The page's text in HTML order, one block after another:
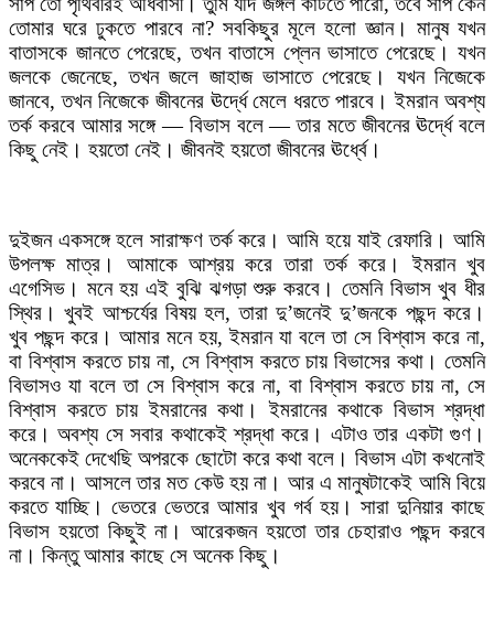
তোমার ঘরে ঢুকতে পারবে না? সবকিছুর মূলে হলো জ্ঞান। মানুষ যখন
বাতাসকে জানতে পেরেছে, তখন বাতাসে প্লেন ভাসাতে পেরেছে। যখন
জলকে জেনেছে, তখন জলে জাহাজ ভাসাতে পেরেছে। যখন নিজেকে
জানবে, তখন নিজেকে জীবনের ঊর্দ্ধে মেলে ধরতে পারবে। ইমরান অবশ্য
তর্ক করবে আমার সঙ্গে — বিভাস বলে — তার মতে জীবনের ঊর্দ্ধে বলে
কিছু নেই। হয়তো নেই। জীবনই হয়তো জীবনের ঊর্ধ্বে।
দুইজন একসঙ্গে হলে সারাক্ষণ তর্ক করে। আমি হয়ে যাই রেফারি। আমি
উপলক্ষ মাত্র। আমাকে আশ্রয় করে তারা তর্ক করে। ইমরান খুব
এগেসিভ। মনে হয় এই বুঝি ঝগড়া শুরু করবে। তেমনি বিভাস খুব ধীর
স্থির। খুবই আশ্চর্যের বিষয় হল, তারা দু’জনেই দু’জনকে পছন্দ করে।
খুব পছন্দ করে। আমার মনে হয়, ইমরান যা বলে তা সে বিশ্বাস করে না,
বা বিশ্বাস করতে চায় না, সে বিশ্বাস করতে চায় বিভাসের কথা। তেমনি
বিভাসও যা বলে তা সে বিশ্বাস করে না, বা বিশ্বাস করতে চায় না, সে
বিশ্বাস করতে চায় ইমরানের কথা। ইমরানের কথাকে বিভাস শ্রদ্ধা
করে। অবশ্য সে সবার কথাকেই শ্রদ্ধা করে। এটাও তার একটা গুণ।
অনেককেই দেখেছি অপরকে ছোটো করে কথা বলে। বিভাস এটা কখনোই
করবে না। আসলে তার মত কেউ হয় না। আর এ মানুষটাকেই আমি বিয়ে
করতে যাচ্ছি। ভেতরে ভেতরে আমার খুব গর্ব হয়। সারা দুনিয়ার কাছে
বিভাস হয়তো কিছুই না। আরেকজন হয়তো তার চেহারাও পছন্দ করবে
না। কিন্তু আমার কাছে সে অনেক কিছু।